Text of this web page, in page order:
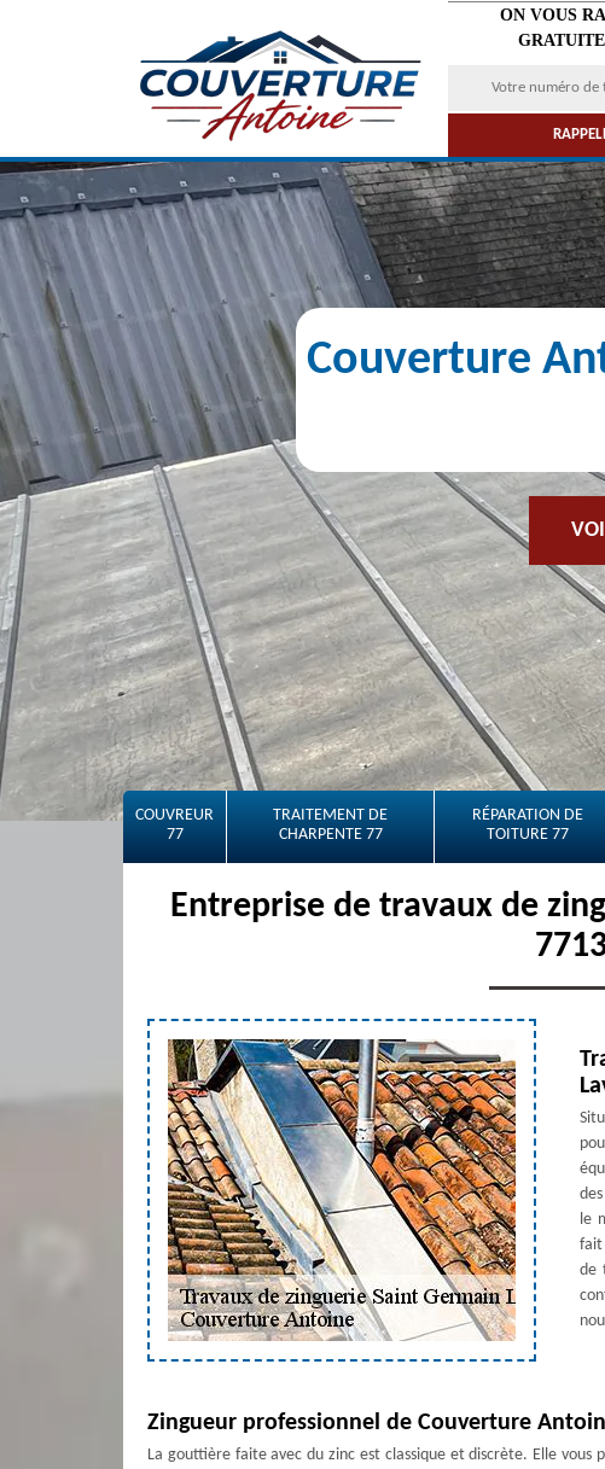
ON VOUS
Couverture
COUVREUR
77
TRAITEMENT DE
CHARPENTE 77
RÉPARATION DE
TOITURE 77
Entreprise de travaux de
le
fait
de
Zingueur professionnel de Couverture
La gouttière faite avec du zinc est classique et discrète. Elle